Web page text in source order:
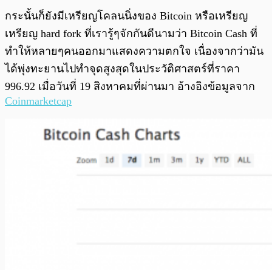
กระนั้นก็ยังมีเหรียญโคลนนิ่งของ Bitcoin หรือเหรียญ
เหรียญ hard fork ที่เรารู้ๆจักกันดีนามว่า Bitcoin Cash ที่
ทำให้หลายๆคนออกมาแสดงความตกใจ เนื่องจากว่ามัน
ได้พุ่งทะยานไปทำจุดสูงสุดในประวัติศาสตร์ที่ราคา
996.92 เมื่อวันที่ 19 สิงหาคมที่ผ่านมา อ้างอิงข้อมูลจาก
Coinmarketcap